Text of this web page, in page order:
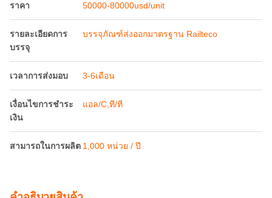
ราคา 50000-80000usd/unit
รายละเอียดการ
บรรจุ
บรรจุภัณฑ์ส่งออกมาตรฐาน Railteco
เวลาการส่งมอบ 3-6เดือน
เงื่อนไขการชำระ
เงิน
แอล/C,ที/ที
สามารถในการผลิต 1,000 หน่วย / ปี